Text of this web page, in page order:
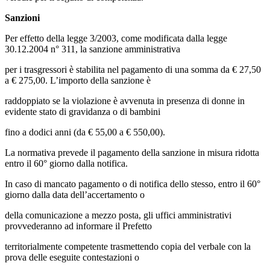
Sanzioni
Per effetto della legge 3/2003, come modificata dalla legge
30.12.2004 n° 311, la sanzione amministrativa
per i trasgressori è stabilita nel pagamento di una somma da € 27,50
a € 275,00. L’importo della sanzione è
raddoppiato se la violazione è avvenuta in presenza di donne in
evidente stato di gravidanza o di bambini
fino a dodici anni (da € 55,00 a € 550,00).
La normativa prevede il pagamento della sanzione in misura ridotta
entro il 60° giorno dalla notifica.
In caso di mancato pagamento o di notifica dello stesso, entro il 60°
giorno dalla data dell’accertamento o
della comunicazione a mezzo posta, gli uffici amministrativi
provvederanno ad informare il Prefetto
territorialmente competente trasmettendo copia del verbale con la
prova delle eseguite contestazioni o